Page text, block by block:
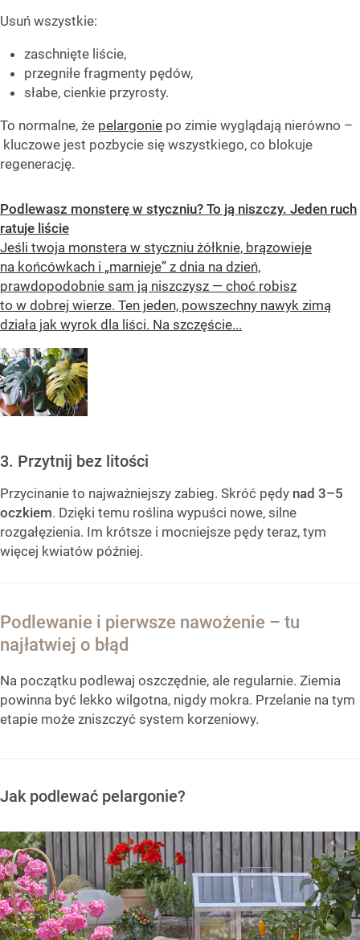
Usuń wszystkie:
zaschnięte liście,
przegniłe fragmenty pędów,
słabe, cienkie przyrosty.
To normalne, że pelargonie po zimie wyglądają nierówno –
kluczowe jest pozbycie się wszystkiego, co blokuje
regenerację.
Podlewasz monsterę w styczniu? To ją niszczy. Jeden ruch
ratuje liście
Jeśli twoja monstera w styczniu żółknie, brązowieje
na końcówkach i „marnieje” z dnia na dzień,
prawdopodobnie sam ją niszczysz — choć robisz
to w dobrej wierze. Ten jeden, powszechny nawyk zimą
działa jak wyrok dla liści. Na szczęście...
3. Przytnij bez litości
Przycinanie to najważniejszy zabieg. Skróć pędy nad 3–5
oczkiem. Dzięki temu roślina wypuści nowe, silne
rozgałęzienia. Im krótsze i mocniejsze pędy teraz, tym
więcej kwiatów później.
Podlewanie i pierwsze nawożenie – tu
najłatwiej o błąd
Na początku podlewaj oszczędnie, ale regularnie. Ziemia
powinna być lekko wilgotna, nigdy mokra. Przelanie na tym
etapie może zniszczyć system korzeniowy.
Jak podlewać pelargonie?